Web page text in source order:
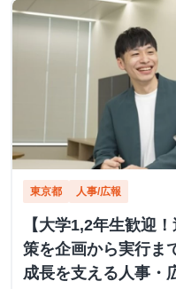
東京都 人事/広報
【大学1,2年生歓迎
策を企画から実行ま
成長を支える人事・